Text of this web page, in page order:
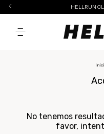
HELLRUN
No tenemos
favor,